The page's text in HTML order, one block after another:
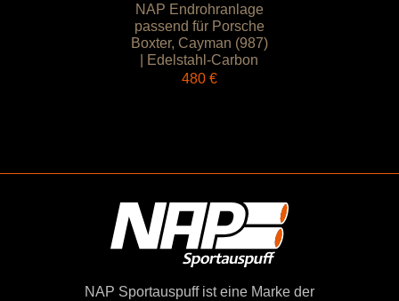
NAP Endrohranlage
passend für Porsche
Boxter, Cayman (987)
| Edelstahl-Carbon
480 €
NAP Sportauspuff ist eine Marke der